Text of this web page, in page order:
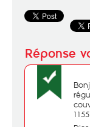
1155.